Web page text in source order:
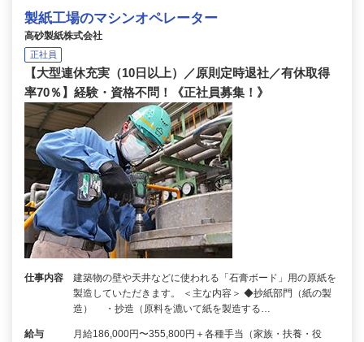
製紙工場のマシンオペレーター
高砂製紙株式会社
正社員
【大型連休充実（10日以上）／原則定時退社／有休取得
率70％】経験・資格不問！《正社員募集！》
仕事内容
建築物の壁や天井などに使われる「石膏ボード」用の原紙を
製造していただきます。 ＜主な内容＞ ◆抄紙部門（紙の製
造） ・抄造（原料を漉いて紙を製造する…
給与
月給186,000円〜355,800円＋各種手当（家族・扶養・役